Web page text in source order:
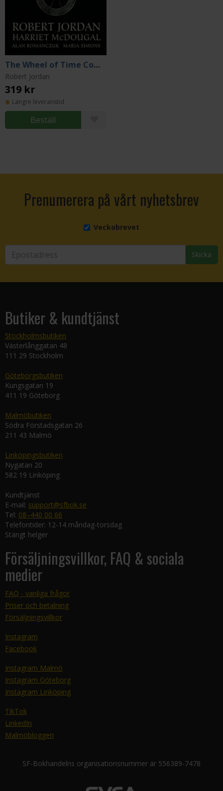
The Wheel of Time Companion
Robert Jordan
319 kr
Längre leveranstid
Beställ
Prenumerera på vårt nyhetsbrev
Veckobrevet
Skicka
Butiker & kundtjänst
Stockholmsbutiken
Västerlånggatan 48
111 29 Stockholm
Göteborgsbutiken
Kungsgatan 19
411 19 Göteborg
Malmöbutiken
Södra Förstadsgatan 26
211 43 Malmö
Linköpingsbutiken
Nygatan 20
582 19 Linköping
Kundtjänst
E-mail: support@sfbok.se
Tel: 08–440 00 66
Telefontider: 12-14 måndag-torsdag
Stängt helger
Försäljningsvillkor, FAQ & sociala
medier
FAQ - vanliga frågor
Priser och betalning
Försäljningsvillkor
Instagram
Facebook
Instagram Malmö
Instagram Göteborg
Instagram Linköping
TikTok
LinkedIn
Malmöbloggen
SF-Bokhandelns organisationsnummer är 556389-7478